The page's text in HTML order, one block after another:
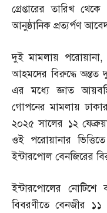
গ্রেপ্তারের তারিখ
আনুষ্ঠানিক প্রত্যর্পণ
দুই মামলায় পরোয়ানা
আহমদের বিরুদ্ধে অন্তত
এর মধ্যে জ্ঞাত
গোপনের মামলায়
২০২৫ সালের ১২
ওই পরোয়ানার
ইন্টারপোল বেনজিরের
ইন্টারপোলের নোটিশে
বিবরণীতে বেনজীর